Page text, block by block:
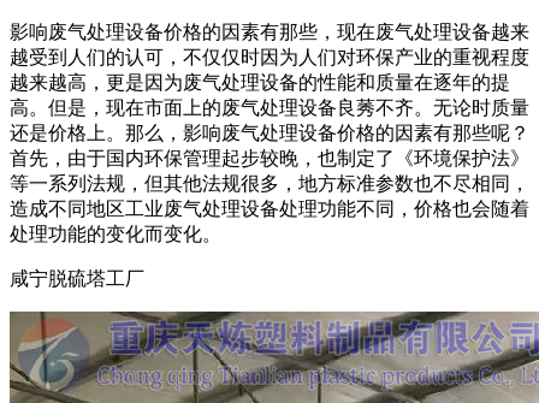
影响废气处理设备价格的因素有那些，现在废气处理设备越来
越受到人们的认可，不仅仅时因为人们对环保产业的重视程度
越来越高，更是因为废气处理设备的性能和质量在逐年的提
高。但是，现在市面上的废气处理设备良莠不齐。无论时质量
还是价格上。那么，影响废气处理设备价格的因素有那些呢？
首先，由于国内环保管理起步较晚，也制定了《环境保护法》
等一系列法规，但其他法规很多，地方标准参数也不尽相同，
造成不同地区工业废气处理设备处理功能不同，价格也会随着
处理功能的变化而变化。
咸宁脱硫塔工厂